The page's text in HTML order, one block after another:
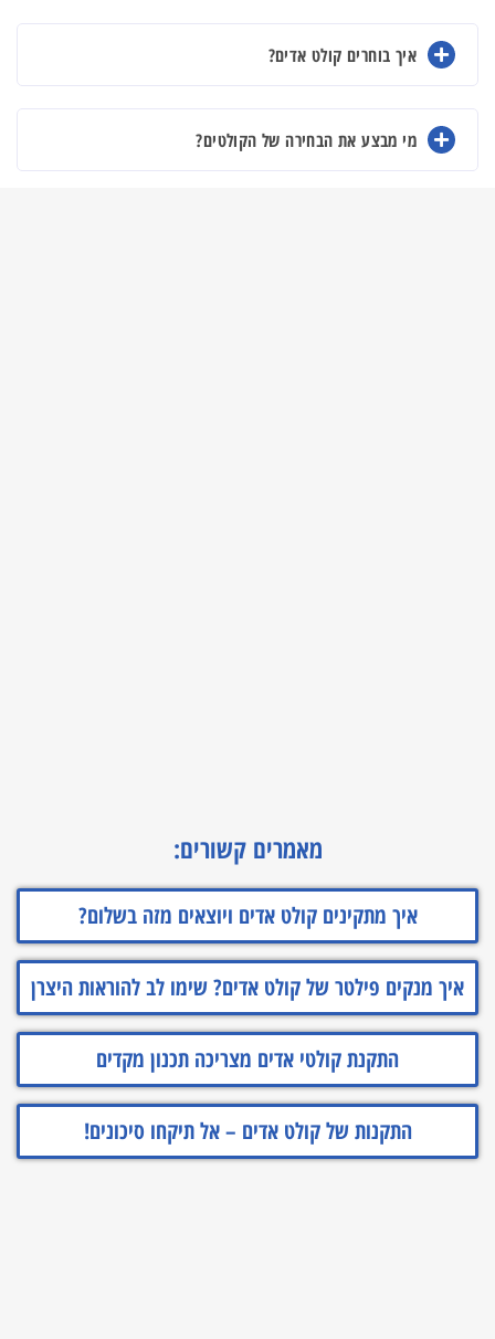
איך בוחרים קולט אדים?
מי מבצע את הבחירה של הקולטים?
מאמרים קשורים:
איך מתקינים קולט אדים ויוצאים מזה בשלום?
איך מנקים פילטר של קולט אדים? שימו לב להוראות היצרן
התקנת קולטי אדים מצריכה תכנון מקדים
התקנות של קולט אדים – אל תיקחו סיכונים!